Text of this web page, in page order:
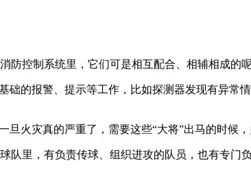
防控制系统里，它们可是相互配合、相辅相成的呢
础的报警、提示等工作，比如探测器发现有异
火灾真的严重了，需要这些“大将”出马的时候
里，有负责传球、组织进攻的队员，也有专门